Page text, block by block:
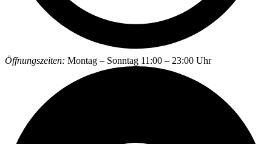
Öffnungszeiten: Montag – Sonntag 11:00 – 23:00 Uhr